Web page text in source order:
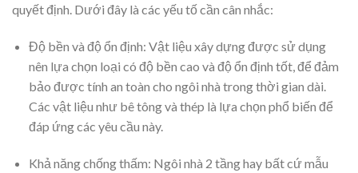
quyết định. Dưới đây là các yếu tố cần cân nhắc:
Độ bền và độ ổn định: Vật liệu xây dựng được sử dụng
nên lựa chọn loại có độ bền cao và độ ổn định tốt, để đảm
bảo được tính an toàn cho ngôi nhà trong thời gian dài.
Các vật liệu như bê tông và thép là lựa chọn phổ biến để
đáp ứng các yêu cầu này.
Khả năng chống thấm: Ngôi nhà 2 tầng hay bất cứ mẫu